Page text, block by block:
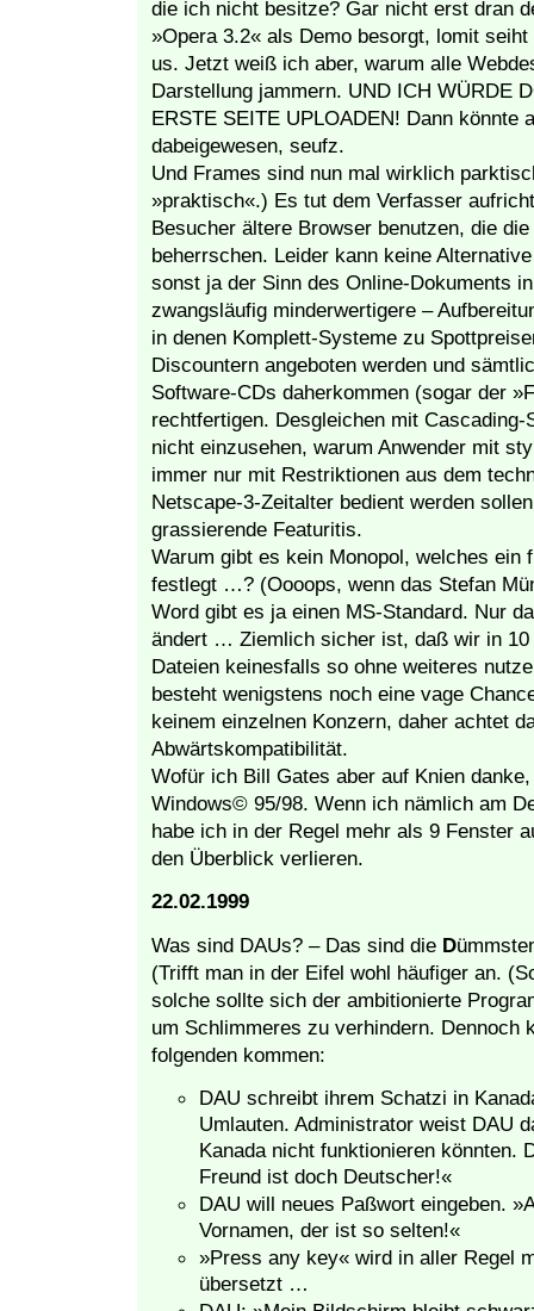
die ich nicht besitze? Gar nicht erst dran
»Opera 3.2« als Demo besorgt, lomit
us. Jetzt weiß ich aber, warum alle
Darstellung jammern. UND ICH WÜRDE
ERSTE SEITE UPLOADEN! Dann könnte
dabeigewesen, seufz.
Und Frames sind nun mal wirklich
»praktisch«.) Es tut dem Verfasser
Besucher ältere Browser benutzen, die
beherrschen. Leider kann keine
sonst ja der Sinn des Online-Dokuments
zwangsläufig minderwertigere –
in denen Komplett-Systeme zu
Discountern angeboten werden und
Software-CDs daherkommen (sogar der
rechtfertigen. Desgleichen mit
nicht einzusehen, warum Anwender mit
immer nur mit Restriktionen aus dem
Netscape-3-Zeitalter bedient werden
grassierende Featuritis.
Warum gibt es kein Monopol, welches ein
festlegt …? (Oooops, wenn das Stefan
Word gibt es ja einen MS-Standard. Nur
ändert … Ziemlich sicher ist, daß wir in 10
Dateien keinesfalls so ohne weiteres
besteht wenigstens noch eine vage
keinem einzelnen Konzern, daher achtet
Abwärtskompatibilität.
Wofür ich Bill Gates aber auf Knien
Windows© 95/98. Wenn ich nämlich am
habe ich in der Regel mehr als 9 Fenster
den Überblick verlieren.
22.02.1999
Was sind DAUs? – Das sind die D
(Trifft man in der Eifel wohl häufiger an.
solche sollte sich der ambitionierte
um Schlimmeres zu verhindern. Dennoch
folgenden kommen:
DAU schreibt ihrem Schatzi in
Umlauten. Administrator weist DAU
Kanada nicht funktionieren könnten.
Freund ist doch Deutscher!«
DAU will neues Paßwort eingeben.
Vornamen, der ist so selten!«
»Press any key« wird in aller Regel
übersetzt …